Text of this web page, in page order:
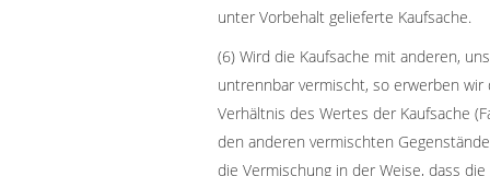
unter Vorbehalt gelieferte Kaufsache.
(6) Wird die Kaufsache mit anderen,
untrennbar vermischt, so erwerben
Verhältnis des Wertes der Kaufsache
den anderen vermischten
die Vermischung in der Weise, dass